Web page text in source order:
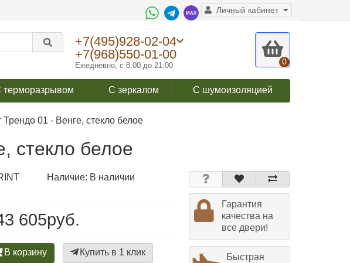
Личный кабинет
+7(495)928-02-04
+7(968)550-01-00
Ежедневно, с 8:00 до 21:00 0
терморазрывом С зеркалом С шумоизоляцией
01 - Венге, стекло белое
стекло белое
Наличие: В наличии
605руб.
В корзину Купить в 1 клик
Гарантия
качества на
все двери!
Быстрая